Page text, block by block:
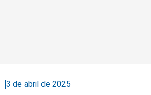
3 de abril de 2025